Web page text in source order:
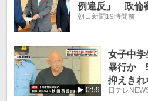
例違反」 政倫
朝日新聞19時間前
0:59
女子中学
暴行か
抑えき
日テレ